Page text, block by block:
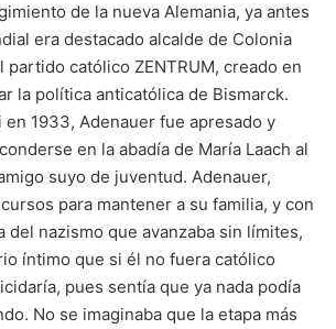
de la nueva Alemania, ya antes
era destacado alcalde de Colonia
partido católico ZENTRUM, creado en
la política anticatólica de Bismarck.
1933, Adenauer fue apresado y
en la abadía de María Laach al
suyo de juventud. Adenauer,
para mantener a su familia, y con
del nazismo que avanzaba sin límites,
íntimo que si él no fuera católico
pues sentía que ya nada podía
No se imaginaba que la etapa más